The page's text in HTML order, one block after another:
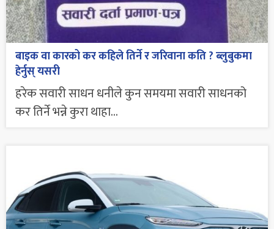
बाइक वा कारको कर कहिले तिर्ने र जरिवाना कति ? ब्लुबुकमा
हेर्नुस् यसरी
हरेक सवारी साधन धनीले कुन समयमा सवारी साधनको
कर तिर्ने भन्ने कुरा थाहा...